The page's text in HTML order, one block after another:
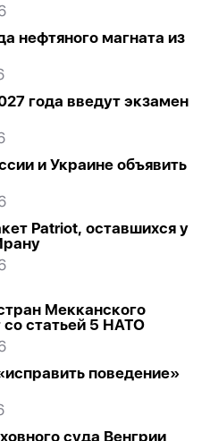
нефтяного магната из
года введут экзамен
и Украине объявить
Patriot, оставшихся у
Мекканского
статьей 5 НАТО
поведение»
суда Венгрии